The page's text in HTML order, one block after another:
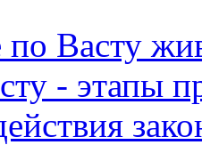
по Васту
- этапы